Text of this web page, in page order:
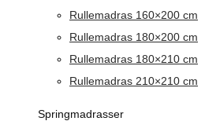
Rullemadras 160×200 cm
Rullemadras 180×200 cm
Rullemadras 180×210 cm
Rullemadras 210×210 cm
Springmadrasser